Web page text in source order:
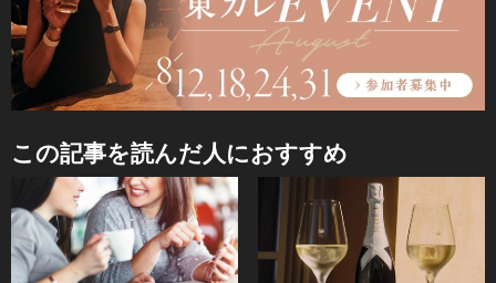
この記事を読んだ人におすすめ